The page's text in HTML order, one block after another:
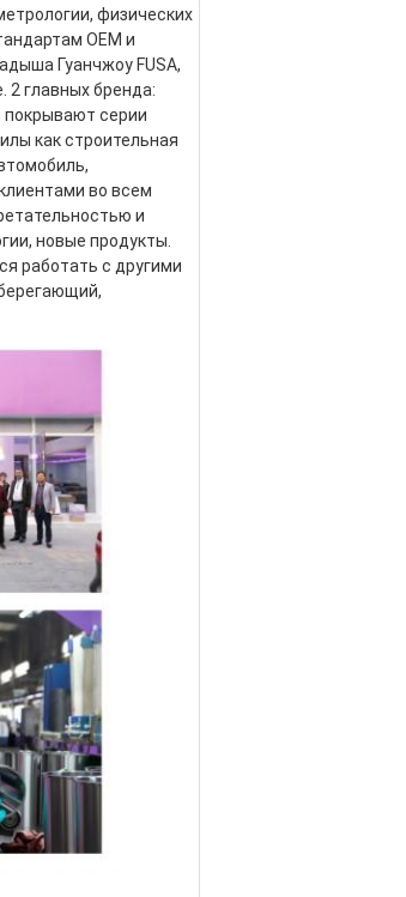
физических
OEM и
Гуанчжоу FUSA,
2 главных бренда:
покрывают серии
как строительная
во всем
и
новые продукты.
работать с другими